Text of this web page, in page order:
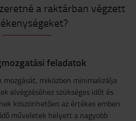
a raktárban végzett
feladatok
mozgását, miközben minimalizálja
elvégzéséhez szükséges időt és
köszönhetően az értékes emberi
műveletek helyett a nagyobb